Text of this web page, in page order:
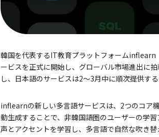
韓国を代表するIT教育プラットフォームinflearn
ービスを正式に開始し、グローバル市場進出に
し、日本語のサービスは2～3月中に順次提供する
inflearnの新しい多言語サービスは、2つのコア
動生成することで、非韓国語圏のユーザーの学
声とアクセントを学習し、多言語で自然な吹き替